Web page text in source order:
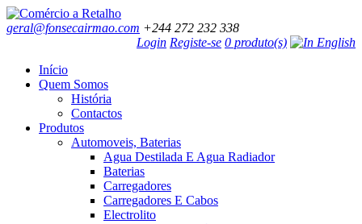
geral@fonsecairmao.com +244 272 232 338
Login Registe-se 0 produto(s)
Início
Quem Somos
História
Contactos
Produtos
Automoveis, Baterias
Agua Destilada E Agua Radiador
Baterias
Carregadores
Carregadores E Cabos
Electrolito